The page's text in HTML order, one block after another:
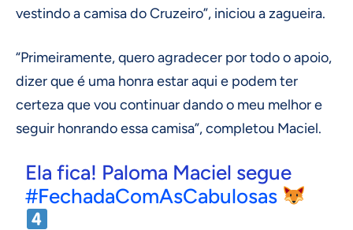
vestindo a camisa do Cruzeiro”, iniciou a zagueira.
“Primeiramente, quero agradecer por todo o apoio,
dizer que é uma honra estar aqui e podem ter
certeza que vou continuar dando o meu melhor e
seguir honrando essa camisa”, completou Maciel.
Ela fica! Paloma Maciel segue
#FechadaComAsCabulosas